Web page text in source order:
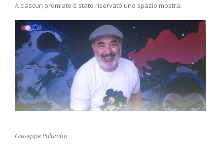
A ciascun premiato è stato riservato uno spazio mostra:
Giuseppe Palumbo